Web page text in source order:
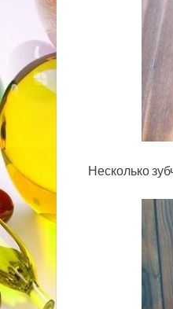
Несколько